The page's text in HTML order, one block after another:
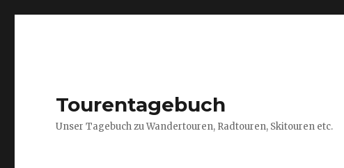
Tourentagebuch
Unser Tagebuch zu Wandertouren, Radtouren, Skitouren etc.